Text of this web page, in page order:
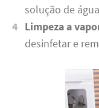
solução de
Limpeza a
desinfetar e